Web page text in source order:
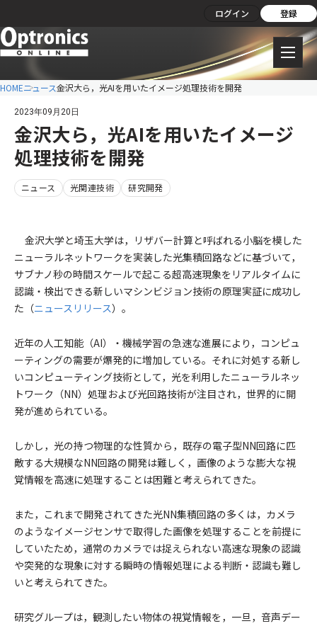
ログイン 登録
HOMEニュース金沢大ら，光AIを用いたイメージ処理技術を開発
2023年09月20日
金沢大ら，光AIを用いたイメージ
処理技術を開発
ニュース 光関連技術 研究開発
金沢大学と埼玉大学は，リザバー計算と呼ばれる小脳を模した
ニューラルネットワークを実装した光集積回路などに基づいて，
サブナノ秒の時間スケールで起こる超高速現象をリアルタイムに
認識・検出できる新しいマシンビジョン技術の原理実証に成功し
た（ニュースリリース）。
近年の人工知能（AI）・機械学習の急速な進展により，コンピュ
ーティングの需要が爆発的に増加している。それに対処する新し
いコンピューティング技術として，光を利用したニューラルネッ
トワーク（NN）処理および光回路技術が注目され，世界的に開
発が進められている。
しかし，光の持つ物理的な性質から，既存の電子型NN回路に匹
敵する大規模なNN回路の開発は難しく，画像のような膨大な視
覚情報を高速に処理することは困難と考えられてきた。
また，これまで開発されてきた光NN集積回路の多くは，カメラ
のようなイメージセンサで取得した画像を処理することを前提に
していたため，通常のカメラでは捉えられない高速な現象の認識
や突発的な現象に対する瞬時の情報処理による判断・認識も難し
いと考えられてきた。
研究グループは，観測したい物体の視覚情報を，一旦，音声デー